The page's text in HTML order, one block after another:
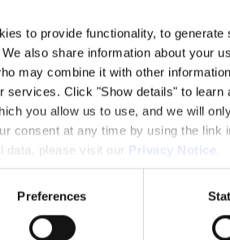
to provide functionality, to
also share information about your
may combine it with other
services. Click "Show details" to
you allow us to use, and we will
consent at any time by using the link
data, please visit our Privacy Notice
Preferences